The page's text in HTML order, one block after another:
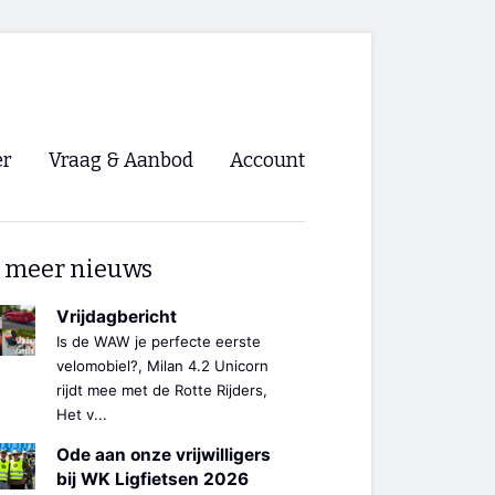
NVHPV
🡺
Vraag & Aanbod Account
meer nieuws
Vrijdagbericht
Is de WAW je perfecte eerste
velomobiel?, Milan 4.2 Unicorn
rijdt mee met de Rotte Rijders,
Het v...
Ode aan onze vrijwilligers
bij WK Ligfietsen 2026